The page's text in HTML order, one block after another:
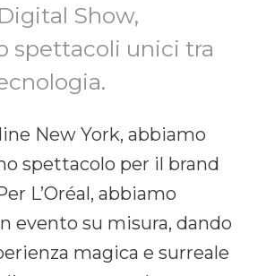
Show,
spettacoli unici tra
New York, abbiamo
spettacolo per il brand
L’Oréal, abbiamo
evento su misura, dando
magica e surreale